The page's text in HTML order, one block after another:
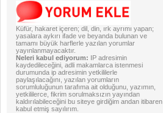
Küfür, hakaret içeren; dil, din, ırk ayrımı yapan;
yasalara aykırı ifade ve beyanda bulunan ve
tamamı büyük harflerle yazılan yorumlar
yayınlanmayacaktır.
Neleri kabul ediyorum: IP adresimin
kaydedileceğini, adli makamlarca istenmesi
durumunda ip adresimin yetkililerle
paylaşılacağını, yazılan yorumların
sorumluluğunun tarafıma ait olduğunu, yazımın,
yetkililerce, fikrim sorulmaksızın yayından
kaldırılabileceğini bu siteye girdiğim andan itibaren
kabul etmiş sayılırım.